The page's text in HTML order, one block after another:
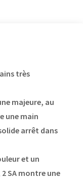
très
majeure, au
une main
arrêt dans
et un
SA montre une